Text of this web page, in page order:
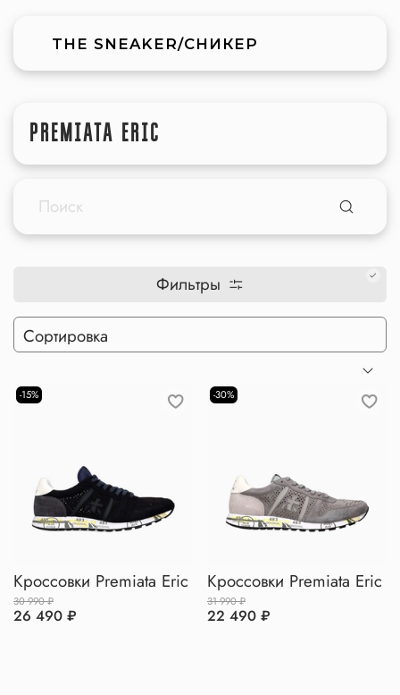
THE SNEAKER/СНИКЕР
PREMIATA ERIC
Фильтры
-15%
Кроссовки Premiata Eric
30 990 ₽
26 490 ₽
-30%
Кроссовки Premiata Eric
31 990 ₽
22 490 ₽